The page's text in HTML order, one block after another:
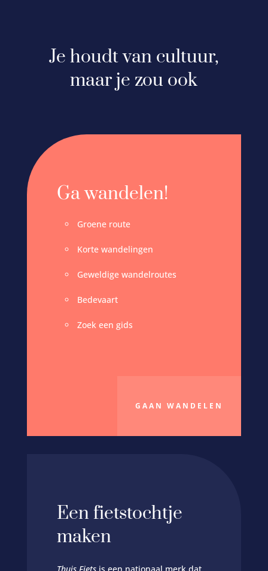
Je houdt van cultuur,
maar je zou ook
Ga wandelen!
Groene route
Korte wandelingen
Geweldige wandelroutes
Bedevaart
Zoek een gids
GAAN WANDELEN
Een fietstochtje
maken